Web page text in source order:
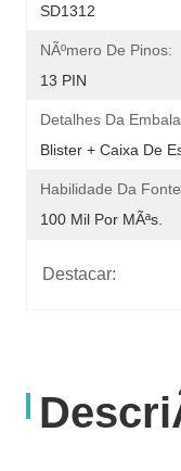
SD1312
NÃºmero De Pinos:
13 PIN
Detalhes Da
Blister + Caixa De
Habilidade Da
100 Mil Por MÃªs.
Destacar: